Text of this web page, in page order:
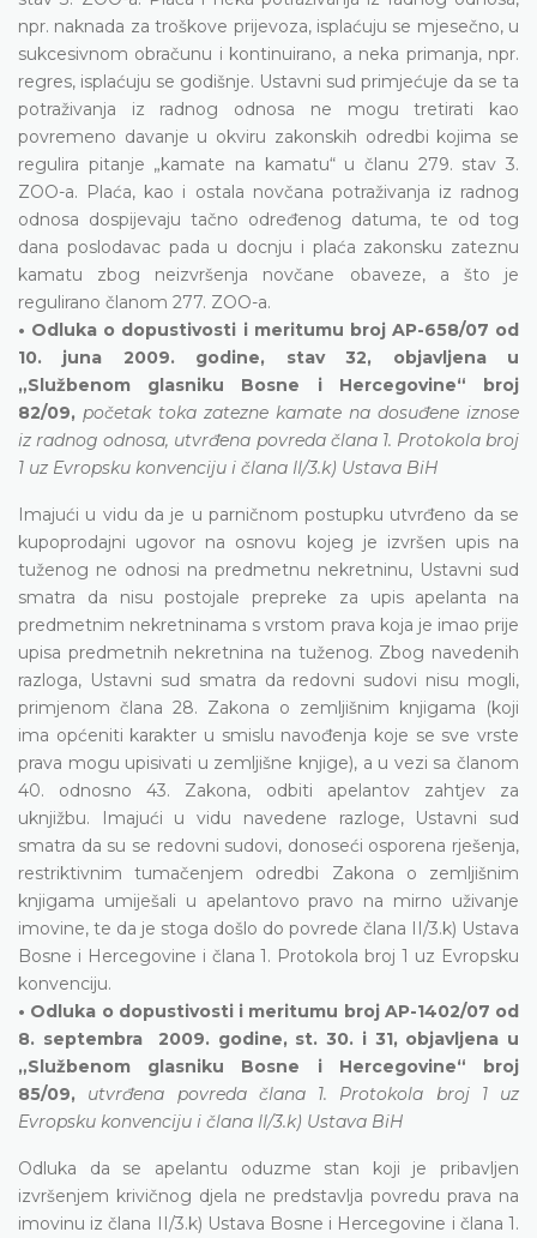
npr. naknada za troškove prijevoza, isplaćuju se mjesečno, u
sukcesivnom obračunu i kontinuirano, a neka primanja, npr.
regres, isplaćuju se godišnje. Ustavni sud primjećuje da se ta
potraživanja iz radnog odnosa ne mogu tretirati kao
povremeno davanje u okviru zakonskih odredbi kojima se
regulira pitanje „kamate na kamatu“ u članu 279. stav 3.
ZOO-a. Plaća, kao i ostala novčana potraživanja iz radnog
odnosa dospijevaju tačno određenog datuma, te od tog
dana poslodavac pada u docnju i plaća zakonsku zateznu
kamatu zbog neizvršenja novčane obaveze, a što je
regulirano članom 277. ZOO-a.
• Odluka o dopustivosti i meritumu broj AP-658/07 od
10. juna 2009. godine, stav 32, objavljena u
„Službenom glasniku Bosne i Hercegovine“ broj
82/09, početak toka zatezne kamate na dosuđene iznose
iz radnog odnosa, utvrđena povreda člana 1. Protokola broj
1 uz Evropsku konvenciju i člana II/3.k) Ustava BiH
Imajući u vidu da je u parničnom postupku utvrđeno da se
kupoprodajni ugovor na osnovu kojeg je izvršen upis na
tuženog ne odnosi na predmetnu nekretninu, Ustavni sud
smatra da nisu postojale prepreke za upis apelanta na
predmetnim nekretninama s vrstom prava koja je imao prije
upisa predmetnih nekretnina na tuženog. Zbog navedenih
razloga, Ustavni sud smatra da redovni sudovi nisu mogli,
primjenom člana 28. Zakona o zemljišnim knjigama (koji
ima općeniti karakter u smislu navođenja koje se sve vrste
prava mogu upisivati u zemljišne knjige), a u vezi sa članom
40. odnosno 43. Zakona, odbiti apelantov zahtjev za
uknjižbu. Imajući u vidu navedene razloge, Ustavni sud
smatra da su se redovni sudovi, donoseći osporena rješenja,
restriktivnim tumačenjem odredbi Zakona o zemljišnim
knjigama umiješali u apelantovo pravo na mirno uživanje
imovine, te da je stoga došlo do povrede člana II/3.k) Ustava
Bosne i Hercegovine i člana 1. Protokola broj 1 uz Evropsku
konvenciju.
• Odluka o dopustivosti i meritumu broj AP-1402/07 od
8. septembra 2009. godine, st. 30. i 31, objavljena u
„Službenom glasniku Bosne i Hercegovine“ broj
85/09, utvrđena povreda člana 1. Protokola broj 1 uz
Evropsku konvenciju i člana II/3.k) Ustava BiH
Odluka da se apelantu oduzme stan koji je pribavljen
izvršenjem krivičnog djela ne predstavlja povredu prava na
imovinu iz člana II/3.k) Ustava Bosne i Hercegovine i člana 1.